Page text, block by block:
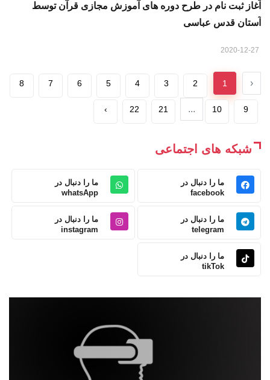
آغاز ثبت نام در طرح دوره های آموزش مجازی قرآن توسط
آستان قدس عباسی
‹
1
2
3
4
5
6
7
8
9
10
...
21
22
›
شبکه های اجتماعی
ما را دنبال در
facebook
ما را دنبال در
whatsApp
ما را دنبال در
telegram
ما را دنبال در
instagram
ما را دنبال در
tikTok